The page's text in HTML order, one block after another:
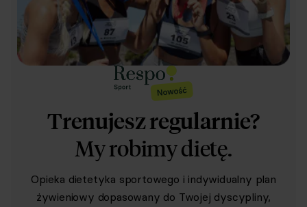
Trenujesz regularnie?
My robimy dietę.
Opieka dietetyka sportowego i indywidualny plan
żywieniowy dopasowany do Twojej dyscypliny,